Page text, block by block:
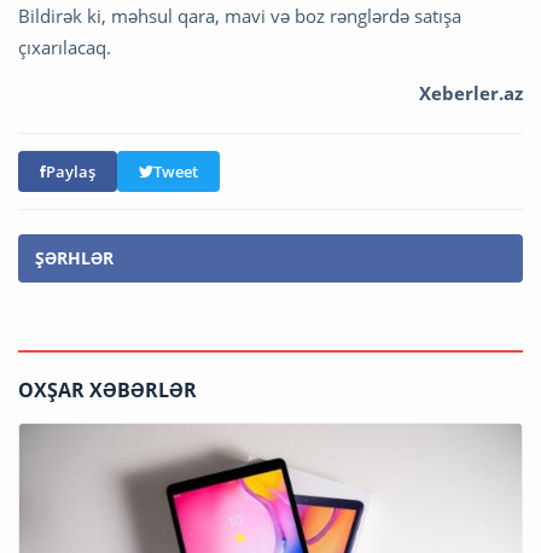
Bildirək ki, məhsul qara, mavi və boz rənglərdə satışa
çıxarılacaq.
Xeberler.az
Paylaş Tweet
ŞƏRHLƏR
OXŞAR XƏBƏRLƏR